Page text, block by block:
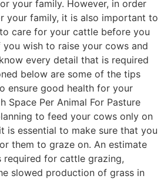
your family. However, in order
your family, it is also important to
care for your cattle before you
wish to raise your cows and
every detail that is required
below are some of the tips
ensure good health for your
Space Per Animal For Pasture
to feed your cows only on
is essential to make sure that you
them to graze on. An estimate
for cattle grazing,
slowed production of grass in